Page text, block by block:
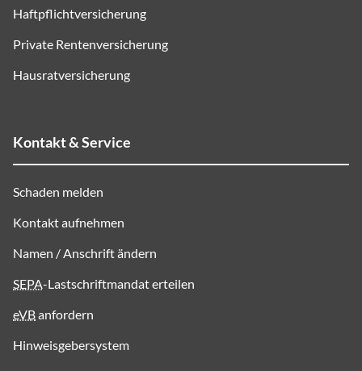
Haftpflichtversicherung
Private Rentenversicherung
Hausratversicherung
Kontakt & Service
Schaden melden
Kontakt aufnehmen
Namen / Anschrift ändern
SEPA-Lastschriftmandat erteilen
eVBanfordern
Hinweisgebersystem